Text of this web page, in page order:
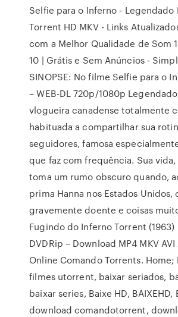
Selfie para o Inferno - Legendado
Torrent HD MKV - Links
com a Melhor Qualidade de Som
10 | Grátis e Sem Anúncios -
SINOPSE: No filme Selfie para o
– WEB-DL 720p/1080p
vlogueira canadense totalmente
habituada a compartilhar sua
seguidores, famosa
que faz com frequência. Sua
toma um rumo obscuro quando,
prima Hanna nos Estados Unidos,
gravemente doente e coisas
Fugindo do Inferno Torrent (1963)
DVDRip – Download MP4 MKV
Online Comando Torrents. Home;
filmes utorrent, baixar seriados,
baixar series, Baixe HD, BAIXEHD,
download comandotorrent,